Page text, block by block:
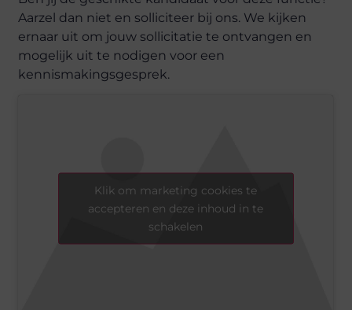
Aarzel dan niet en solliciteer bij ons. We kijken
ernaar uit om jouw sollicitatie te ontvangen en
mogelijk uit te nodigen voor een
kennismakingsgesprek.
Klik om marketing cookies te
accepteren en deze inhoud in te
schakelen